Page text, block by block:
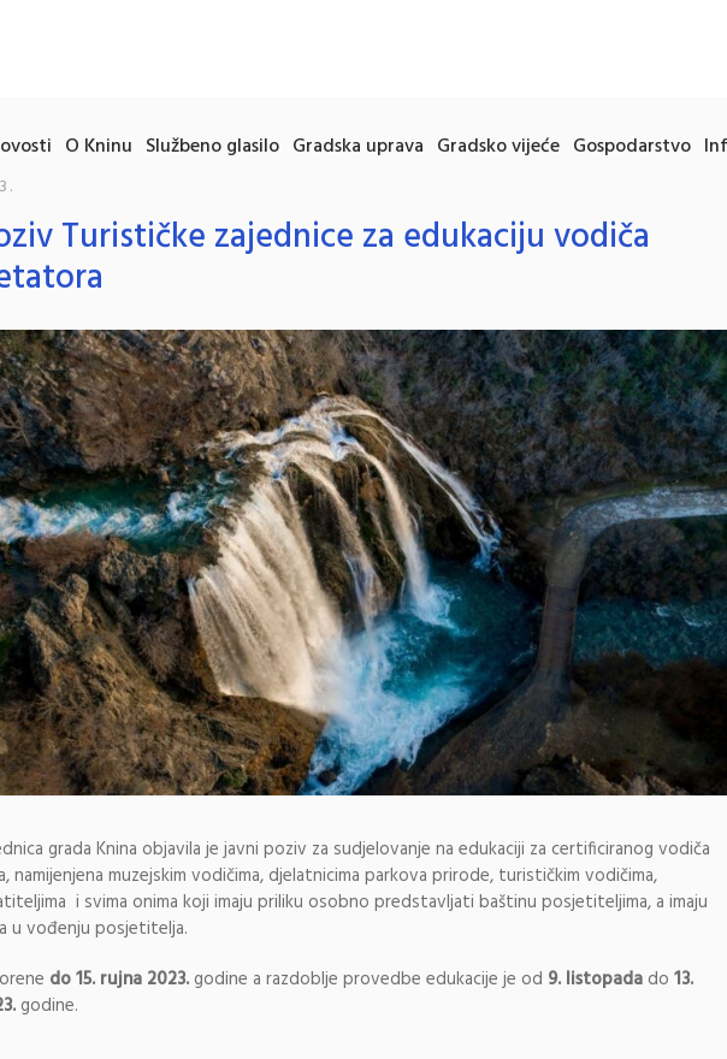
O Kninu Službeno glasilo Gradska uprava Gradsko vijeće Gospodarstvo
Turističke zajednice za edukaciju vodiča
grada Knina objavila je javni poziv za sudjelovanje na edukaciji za certificiranog vodiča
muzejskim vodičima, djelatnicima parkova prirode, turističkim vodičima,
i svima onima koji imaju priliku osobno predstavljati baštinu posjetiteljima, a imaju
u vođenju posjetitelja.
do 15. rujna 2023. godine a razdoblje provedbe edukacije je od 9. listopada do 13.
godine.